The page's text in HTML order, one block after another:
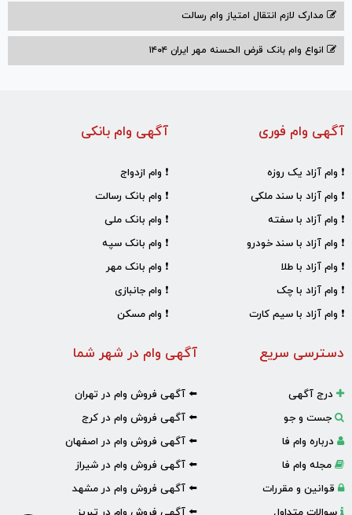
مدارک لازم انتقال امتیاز وام رسالت
انواع وام بانک قرض الحسنه مهر ایران ۱۴۰۴
آگهی وام بانکی
❗ وام ازدواج
❗ وام بانک رسالت
❗ وام بانک ملی
❗ وام بانک سپه
❗ وام بانک مهر
❗ وام جانبازی
❗ وام مسکن
آگهی وام فوری
❗ وام آزاد یک روزه
❗ وام آزاد با سند ملکی
❗ وام آزاد با سفته
❗ وام آزاد با سند خودرو
❗ وام آزاد با طلا
❗ وام آزاد با چک
❗ وام آزاد با سیم کارت
آگهی وام در شهر شما
⬅️ آگهی فروش وام در تهران
⬅️ آگهی فروش وام در کرج
⬅️ آگهی فروش وام در اصفهان
⬅️ آگهی فروش وام در شیراز
⬅️ آگهی فروش وام در مشهد
دسترسی سریع
درج آگهی
جست و جو
درباره وام فا
مجله وام فا
قوانین و مقررات